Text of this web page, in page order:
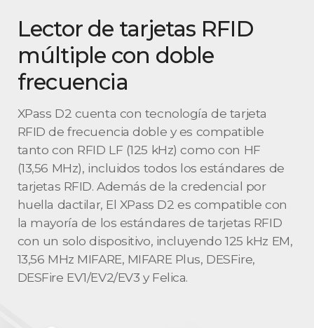
Lector de tarjetas RFID
múltiple con doble
frecuencia
XPass D2 cuenta con tecnología de tarjeta
RFID de frecuencia doble y es compatible
tanto con RFID LF (125 kHz) como con HF
(13,56 MHz), incluidos todos los estándares de
tarjetas RFID. Además de la credencial por
huella dactilar, El XPass D2 es compatible con
la mayoría de los estándares de tarjetas RFID
con un solo dispositivo, incluyendo 125 kHz EM,
13,56 MHz MIFARE, MIFARE Plus, DESFire,
DESFire EV1/EV2/EV3 y Felica.